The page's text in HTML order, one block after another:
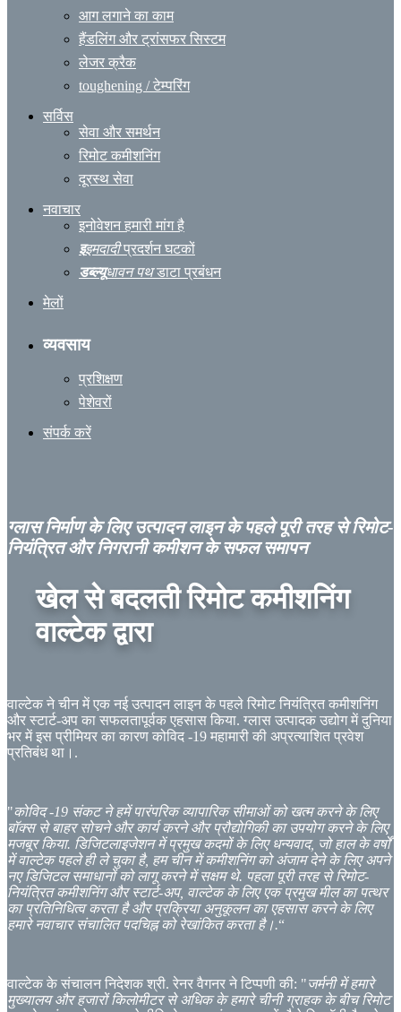
आग लगाने का काम
हैंडलिंग और ट्रांसफर सिस्टम
लेजर क्रैक
toughening / टेम्परिंग
सर्विस
सेवा और समर्थन
रिमोट कमीशनिंग
दूरस्थ सेवा
नवाचार
इनोवेशन हमारी मांग है
इइमदादीप्रदर्शन घटकों
डब्ल्यूधावन पथडाटा प्रबंधन
मेलों
व्यवसाय
प्रशिक्षण
पेशेवरों
संपर्क करें
ग्लास निर्माण के लिए उत्पादन लाइन के पहले पूरी तरह से रिमोट-
नियंत्रित और निगरानी कमीशन के सफल समापन
खेल से बदलतीरिमोट कमीशनिंग
वाल्टेक द्वारा
वाल्टेक ने चीन में एक नई उत्पादन लाइन के पहले रिमोट नियंत्रित कमीशनिंग
और स्टार्ट-अप का सफलतापूर्वक एहसास किया. ग्लास उत्पादक उद्योग में दुनिया
भर में इस प्रीमियर का कारण कोविद -19 महामारी की अप्रत्याशित प्रवेश
प्रतिबंध था।.
"कोविद -19 संकट ने हमें पारंपरिक व्यापारिक सीमाओं को खत्म करने के लिए
बॉक्स से बाहर सोचने और कार्य करने और प्रौद्योगिकी का उपयोग करने के लिए
मजबूर किया. डिजिटलाइजेशन में प्रमुख कदमों के लिए धन्यवाद, जो हाल के वर्षों
में वाल्टेक पहले ही ले चुका है, हम चीन में कमीशनिंग को अंजाम देने के लिए अपने
नए डिजिटल समाधानों को लागू करने में सक्षम थे. पहला पूरी तरह से रिमोट-
नियंत्रित कमीशनिंग और स्टार्ट-अप, वाल्टेक के लिए एक प्रमुख मील का पत्थर
का प्रतिनिधित्व करता है और प्रक्रिया अनुकूलन का एहसास करने के लिए
हमारे नवाचार संचालित पदचिह्न को रेखांकित करता है।.“
वाल्टेक के संचालन निदेशक श्री. रेनर वैगनर ने टिप्पणी की: "जर्मनी में हमारे
मुख्यालय और हजारों किलोमीटर से अधिक के हमारे चीनी ग्राहक के बीच रिमोट